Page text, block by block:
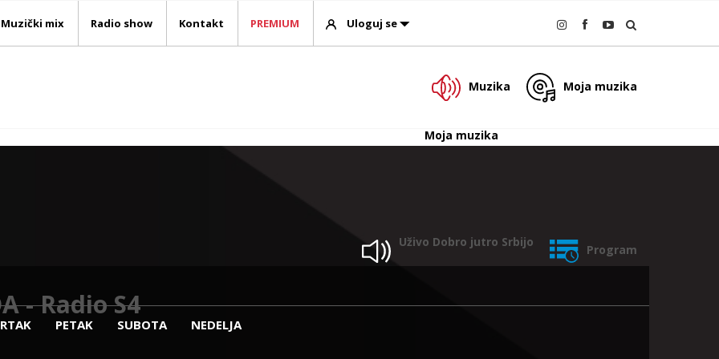
Muzički mix Radio show Kontakt PREMIUM Uloguj se
Muzika Moja muzika
Moja muzika
Uživo Dobro jutro Srbijo
Program
- Radio S4
PETAK SUBOTA NEDELJA